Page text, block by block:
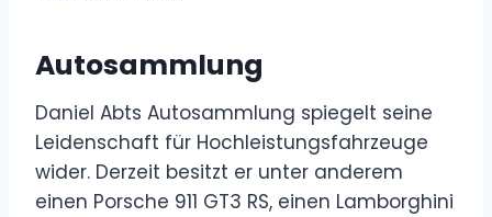
Autosammlung
Daniel Abts Autosammlung spiegelt seine
Leidenschaft für Hochleistungsfahrzeuge
wider. Derzeit besitzt er unter anderem
einen Porsche 911 GT3 RS, einen Lamborghini